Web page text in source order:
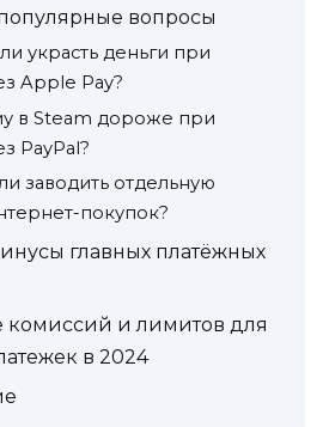
вопросы
украсть деньги при
Apple Pay?
в Steam дороже при
PayPal?
заводить отдельную
покупок?
главных платёжных
комиссий и лимитов для
в 2024